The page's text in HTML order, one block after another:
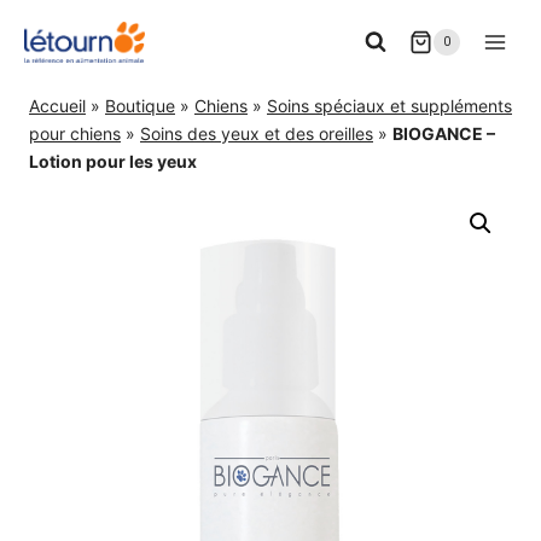
0
Accueil » Boutique » Chiens » Soins spéciaux et suppléments
pour chiens » Soins des yeux et des oreilles » BIOGANCE –
Lotion pour les yeux